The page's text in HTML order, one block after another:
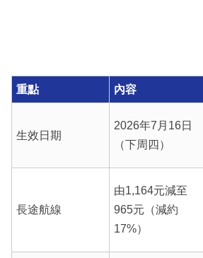
重點 內容
生效日期
2026年7月16日
（下周四）
長途航線
由1,164元減至
965元（減約
17%）